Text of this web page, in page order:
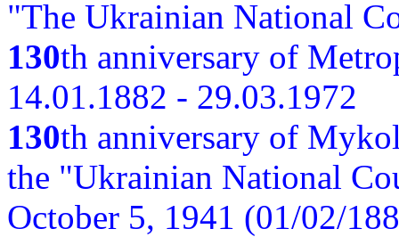
"The Ukrainian National
130th anniversary of
14.01.1882 - 29.03.1972
130th anniversary of
the "Ukrainian National
October 5, 1941 (01/02/